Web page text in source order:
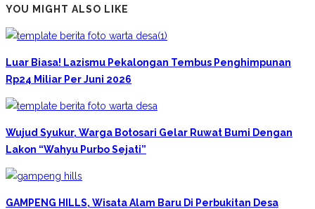
YOU MIGHT ALSO LIKE
Luar Biasa! Lazismu Pekalongan Tembus Penghimpunan
Rp24 Miliar Per Juni 2026
Wujud Syukur, Warga Botosari Gelar Ruwat Bumi Dengan
Lakon “Wahyu Purbo Sejati”
GAMPENG HILLS, Wisata Alam Baru Di Perbukitan Desa